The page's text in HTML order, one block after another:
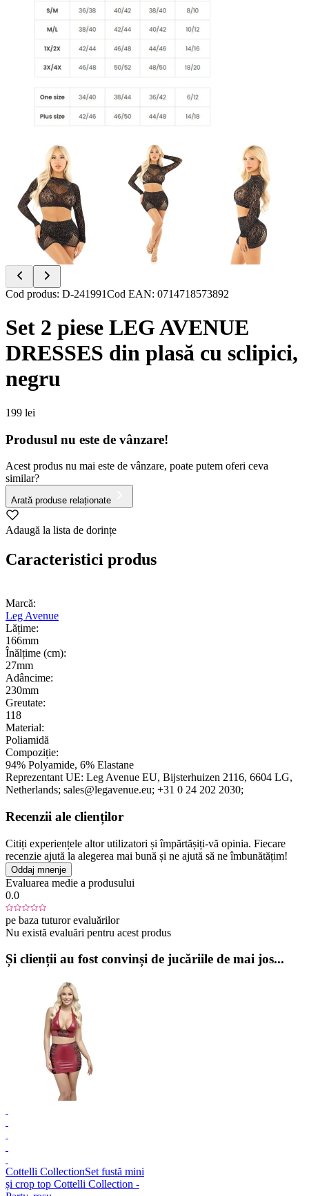
Item
of
5
Cod produs: D-241991Cod EAN: 0714718573892
Set 2 piese LEG AVENUE
DRESSES din plasă cu sclipici,
negru
199 lei
Produsul nu este de vânzare!
Acest produs nu mai este de vânzare, poate putem oferi ceva
similar?
Arată produse relaționate
Adaugă la lista de dorințe
Caracteristici produs
Marcă:
Leg Avenue
Lățime:
166mm
Înălțime (cm):
27mm
Adâncime:
230mm
Greutate:
118
Material:
Poliamidă
Compoziție:
94% Polyamide, 6% Elastane
Reprezentant UE: Leg Avenue EU, Bijsterhuizen 2116, 6604 LG,
Netherlands; sales@legavenue.eu; +31 0 24 202 2030;
Recenzii ale clienților
Citiți experiențele altor utilizatori și împărtășiți-vă opinia. Fiecare
recenzie ajută la alegerea mai bună și ne ajută să ne îmbunătățim!
Oddaj mnenje
Evaluarea medie a produsului
0.0
pe baza tuturor evaluărilor
Nu există evaluări pentru acest produs
Și clienții au fost convinși de jucăriile de mai jos...
Cottelli CollectionSet fustă mini
și crop top Cottelli Collection -